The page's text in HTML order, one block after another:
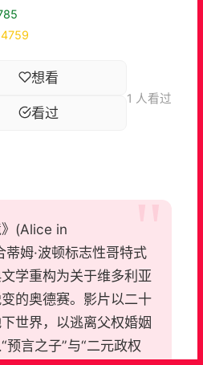
想看
看过
1 人看过
》(Alice in
姆·波顿标志性哥特式
学重构为关于维多利亚
的奥德赛。影片以二十
世界，以逃离父权婚姻
预言之子”与“二元政权